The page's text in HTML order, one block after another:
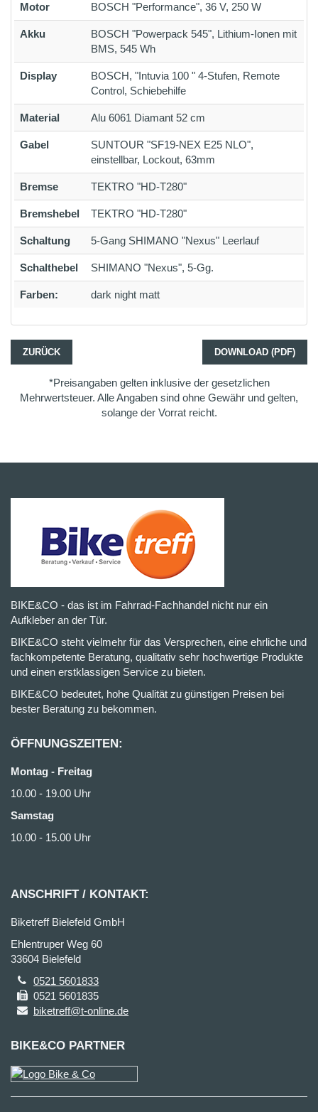
Motor BOSCH "Performance", 36 V, 250 W
Akku
BOSCH "Powerpack 545", Lithium-Ionen mit
BMS, 545 Wh
Display
BOSCH, "Intuvia 100 " 4-Stufen, Remote
Control, Schiebehilfe
Material Alu 6061 Diamant 52 cm
Gabel
SUNTOUR "SF19-NEX E25 NLO",
einstellbar, Lockout, 63mm
Bremse TEKTRO "HD-T280"
Bremshebel TEKTRO "HD-T280"
Schaltung 5-Gang SHIMANO "Nexus" Leerlauf
Schalthebel SHIMANO "Nexus", 5-Gg.
Farben: dark night matt
ZURÜCK DOWNLOAD (PDF)
*Preisangaben gelten inklusive der gesetzlichen
Mehrwertsteuer. Alle Angaben sind ohne Gewähr und gelten,
solange der Vorrat reicht.
BIKE&CO - das ist im Fahrrad-Fachhandel nicht nur ein
Aufkleber an der Tür.
BIKE&CO steht vielmehr für das Versprechen, eine ehrliche und
fachkompetente Beratung, qualitativ sehr hochwertige Produkte
und einen erstklassigen Service zu bieten.
BIKE&CO bedeutet, hohe Qualität zu günstigen Preisen bei
bester Beratung zu bekommen.
ÖFFNUNGSZEITEN:
Montag - Freitag
10.00 - 19.00 Uhr
Samstag
10.00 - 15.00 Uhr
ANSCHRIFT / KONTAKT:
Biketreff Bielefeld GmbH
Ehlentruper Weg 60
33604 Bielefeld
0521 5601833
0521 5601835
biketreff@t-online.de
BIKE&CO PARTNER